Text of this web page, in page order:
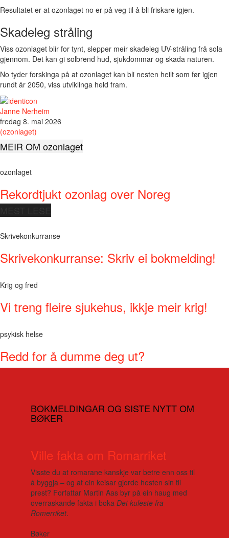
Resultatet er at ozonlaget no er på veg til å bli friskare igjen.
Skadeleg stråling
Viss ozonlaget blir for tynt, slepper meir skadeleg UV-stråling frå sola
gjennom. Det kan gi solbrend hud, sjukdommar og skada naturen.
No tyder forskinga på at ozonlaget kan bli nesten heilt som før igjen
rundt år 2050, viss utviklinga held fram.
Janne Nerheim
fredag 8. mai 2026
(ozonlaget)
MEIR OM ozonlaget
ozonlaget
Rekordtjukt ozonlag over Noreg
Skrivekonkurranse
Skrivekonkurranse: Skriv ei bokmelding!
Krig og fred
Vi treng fleire sjukehus, ikkje meir krig!
psykisk helse
Redd for å dumme deg ut?
BOKMELDINGAR OG SISTE NYTT OM
BØKER
Ville fakta om Romarriket
Visste du at romarane kanskje var betre enn oss til
å byggja – og at ein keisar gjorde hesten sin til
prest? Forfattar Martin Aas byr på ein haug med
overraskande fakta i boka Det kuleste fra
Romerriket.
Bøker